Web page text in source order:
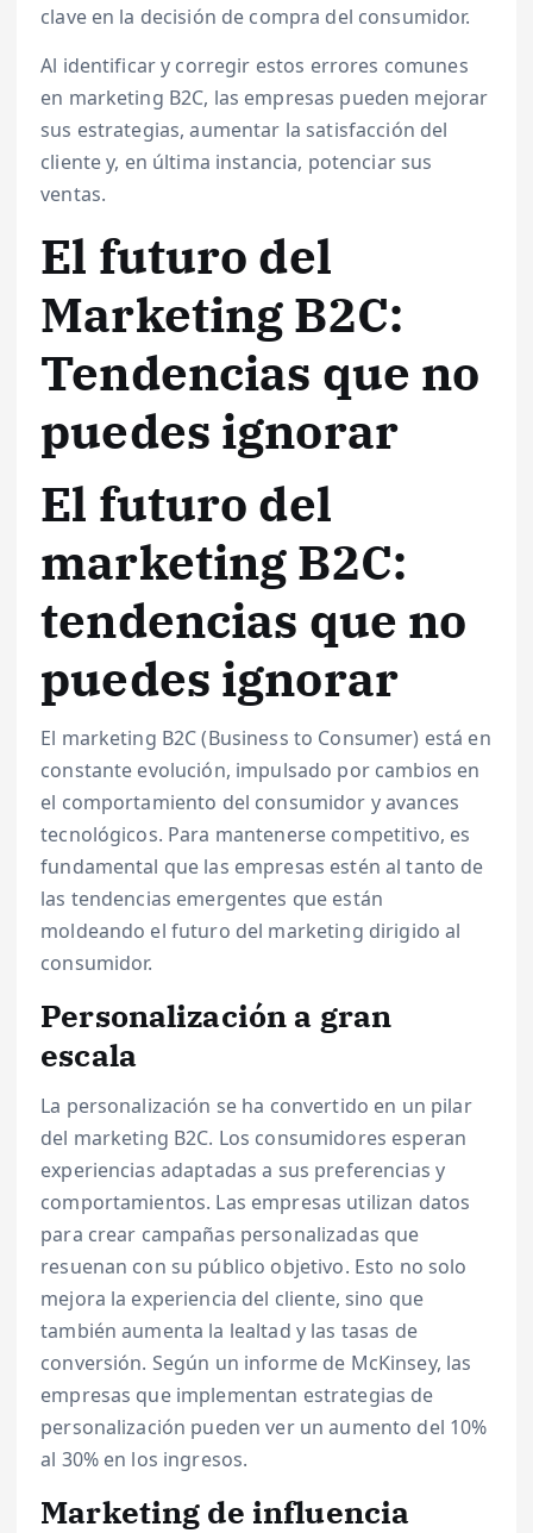
clave en la decisión de compra del consumidor.
Al identificar y corregir estos errores comunes
en marketing B2C, las empresas pueden mejorar
sus estrategias, aumentar la satisfacción del
cliente y, en última instancia, potenciar sus
ventas.
El futuro del
Marketing B2C:
Tendencias que no
puedes ignorar
El futuro del
marketing B2C:
tendencias que no
puedes ignorar
El marketing B2C (Business to Consumer) está en
constante evolución, impulsado por cambios en
el comportamiento del consumidor y avances
tecnológicos. Para mantenerse competitivo, es
fundamental que las empresas estén al tanto de
las tendencias emergentes que están
moldeando el futuro del marketing dirigido al
consumidor.
Personalización a gran
escala
La personalización se ha convertido en un pilar
del marketing B2C. Los consumidores esperan
experiencias adaptadas a sus preferencias y
comportamientos. Las empresas utilizan datos
para crear campañas personalizadas que
resuenan con su público objetivo. Esto no solo
mejora la experiencia del cliente, sino que
también aumenta la lealtad y las tasas de
conversión. Según un informe de McKinsey, las
empresas que implementan estrategias de
personalización pueden ver un aumento del 10%
al 30% en los ingresos.
Marketing de influencia